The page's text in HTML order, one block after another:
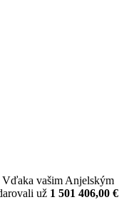
vašim Anjelským
už 1 501 406,00 €